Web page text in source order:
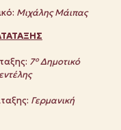
Μιχάλης Μάιπας
7° Δημοτικό
Γερμανική